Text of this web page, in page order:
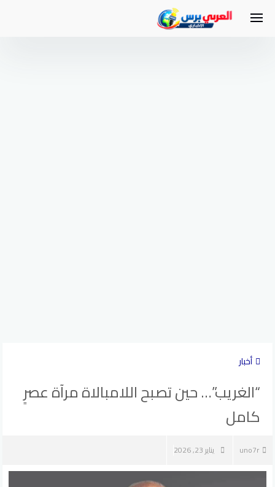
أخبار
“الغريب”… حين تصبح اللامبالاة مرآة عصرٍ
كامل
uno7r يناير 23, 2026